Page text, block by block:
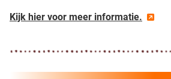
Kijk hier voor meer informatie.